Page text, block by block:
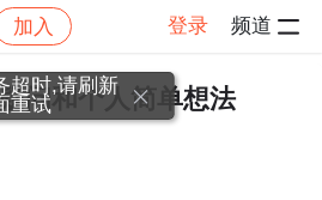
加入 登录 频道
发 帖子详情
问和个人简单想法
超时,请刷新
重试